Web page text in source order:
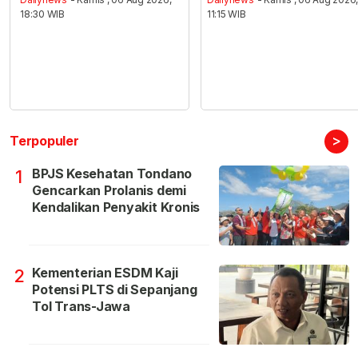
18:30 WIB
11:15 WIB
Terpopuler >
1
BPJS Kesehatan Tondano
Gencarkan Prolanis demi
Kendalikan Penyakit Kronis
2 Kementerian ESDM Kaji
Potensi PLTS di Sepanjang
Tol Trans-Jawa